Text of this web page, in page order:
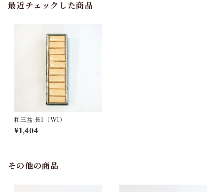
最近チェックした商品
和三盆 長1（W1）
¥1,404
その他の商品